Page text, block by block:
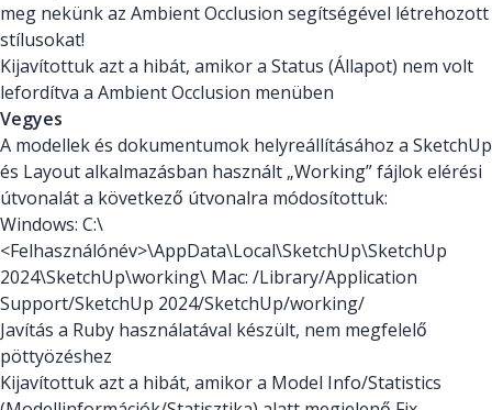
meg nekünk az Ambient Occlusion segítségével létrehozott
stílusokat!
Kijavítottuk azt a hibát, amikor a Status (Állapot) nem volt
lefordítva a Ambient Occlusion menüben
Vegyes
A modellek és dokumentumok helyreállításához a SketchUp
és Layout alkalmazásban használt „Working” fájlok elérési
útvonalát a következő útvonalra módosítottuk:
Windows: C:\
<Felhasználónév>\AppData\Local\SketchUp\SketchUp
2024\SketchUp\working\ Mac: /Library/Application
Support/SketchUp 2024/SketchUp/working/
Javítás a Ruby használatával készült, nem megfelelő
pöttyözéshez
Kijavítottuk azt a hibát, amikor a Model Info/Statistics